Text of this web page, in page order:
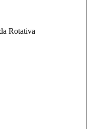
Rotativa